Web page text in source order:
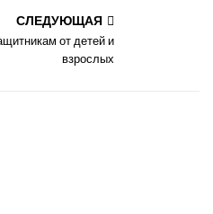
СЛЕДУЮЩАЯ
от детей и
взрослых